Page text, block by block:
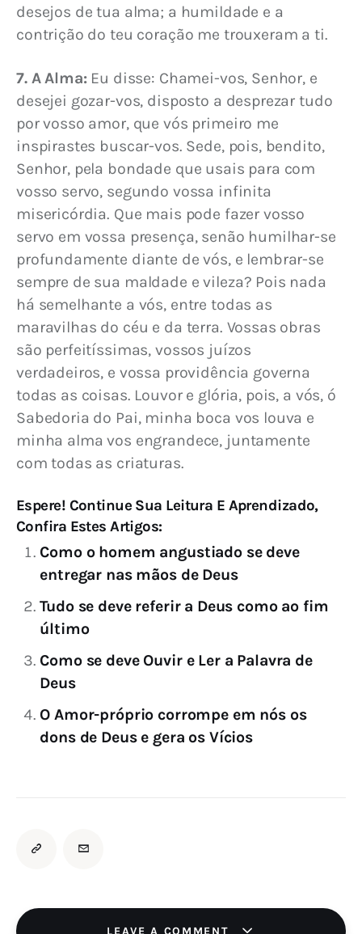
desejos de tua alma; a humildade e a
contrição do teu coração me trouxeram a ti.
7. A Alma: Eu disse: Chamei-vos, Senhor, e
desejei gozar-vos, disposto a desprezar tudo
por vosso amor, que vós primeiro me
inspirastes buscar-vos. Sede, pois, bendito,
Senhor, pela bondade que usais para com
vosso servo, segundo vossa infinita
misericórdia. Que mais pode fazer vosso
servo em vossa presença, senão humilhar-se
profundamente diante de vós, e lembrar-se
sempre de sua maldade e vileza? Pois nada
há semelhante a vós, entre todas as
maravilhas do céu e da terra. Vossas obras
são perfeitíssimas, vossos juízos
verdadeiros, e vossa providência governa
todas as coisas. Louvor e glória, pois, a vós, ó
Sabedoria do Pai, minha boca vos louva e
minha alma vos engrandece, juntamente
com todas as criaturas.
Espere! Continue Sua Leitura E Aprendizado,
Confira Estes Artigos:
Como o homem angustiado se deve
entregar nas mãos de Deus
Tudo se deve referir a Deus como ao fim
último
Como se deve Ouvir e Ler a Palavra de
Deus
O Amor-próprio corrompe em nós os
dons de Deus e gera os Vícios
LEAVE A COMMENT